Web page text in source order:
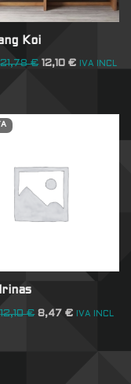
Koi
21,78€ 12,10€ IVA INCL
12,10€ 8,47€ IVA INCL